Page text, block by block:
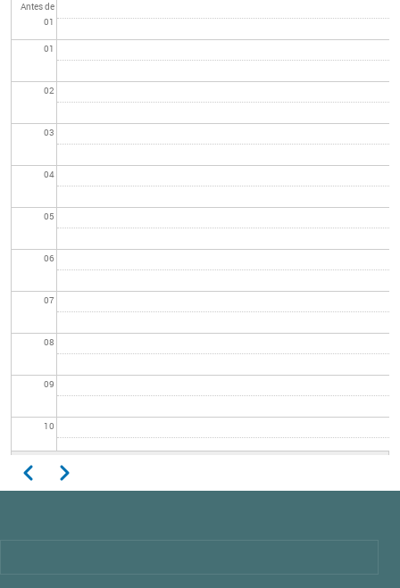
Antes de
01
01
02
03
04
05
06
07
08
09
10
Paginación
AnteriorSiguiente